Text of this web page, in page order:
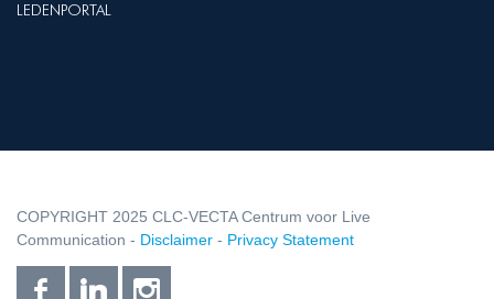
LEDENPORTAL
COPYRIGHT 2025 CLC-VECTA Centrum voor Live
Communication - Disclaimer - Privacy Statement